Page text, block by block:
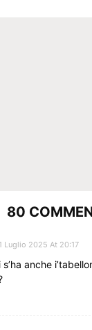
80
1 Luglio 2025 At 20:17
s’ha anche